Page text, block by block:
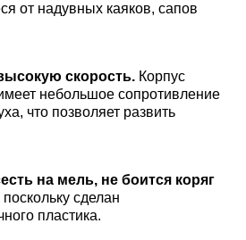
от надувных каяков, сапов
скорость. Корпус
небольшое сопротивление
что позволяет развить
на мель, не боится коряг
поскольку сделан
пластика.